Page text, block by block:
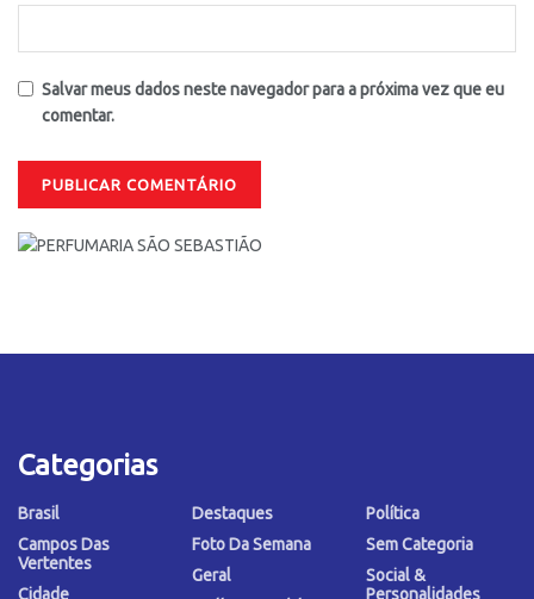
Salvar meus dados neste navegador para a próxima vez que eu
comentar.
Categorias
Brasil
Campos Das
Vertentes
Cidade
Destaques
Foto Da Semana
Geral
Política
Sem Categoria
Social &
Personalidades